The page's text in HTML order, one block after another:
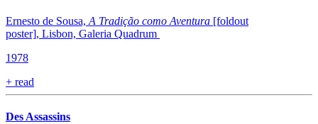
Ernesto de Sousa, A Tradição como Aventura [foldout
poster], Lisbon, Galeria Quadrum
1978
+ read
Des Assassins